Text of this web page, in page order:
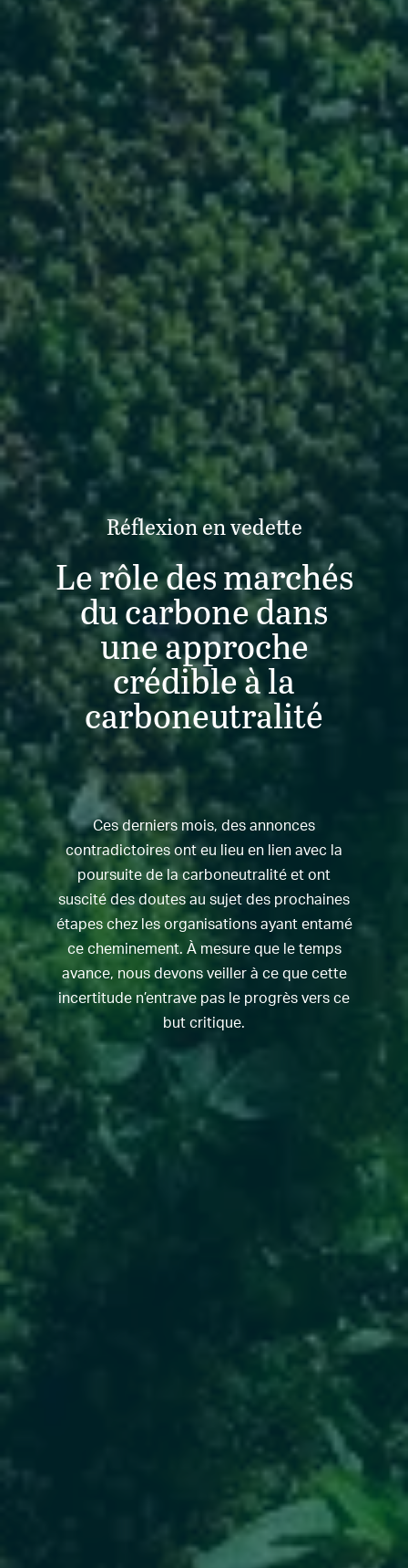
Réflexion en vedette
Le rôle des marchés
du carbone dans
une approche
crédible à la
carboneutralité
Ces derniers mois, des annonces
contradictoires ont eu lieu en lien avec la
poursuite de la carboneutralité et ont
suscité des doutes au sujet des prochaines
étapes chez les organisations ayant entamé
ce cheminement. À mesure que le temps
avance, nous devons veiller à ce que cette
incertitude n’entrave pas le progrès vers ce
but critique.